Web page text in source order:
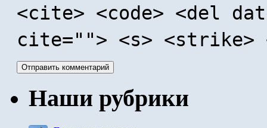
<cite> <code> <del
cite=""> <s> <strike>
Наши рубрики